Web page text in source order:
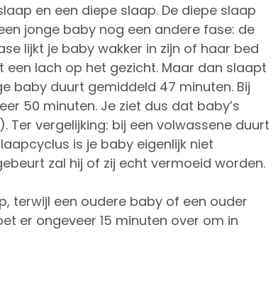
en een diepe slaap. De diepe slaap
jonge baby nog een andere fase: de
lijkt je baby wakker in zijn of haar bed
lach op het gezicht. Maar dan slaapt
baby duurt gemiddeld 47 minuten. Bij
50 minuten. Je ziet dus dat baby’s
Ter vergelijking: bij een volwassene duurt
is je baby eigenlijk niet
zal hij of zij echt vermoeid worden.
terwijl een oudere baby of een ouder
er ongeveer 15 minuten over om in